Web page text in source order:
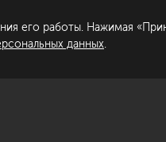
его работы. Нажимая
данных.